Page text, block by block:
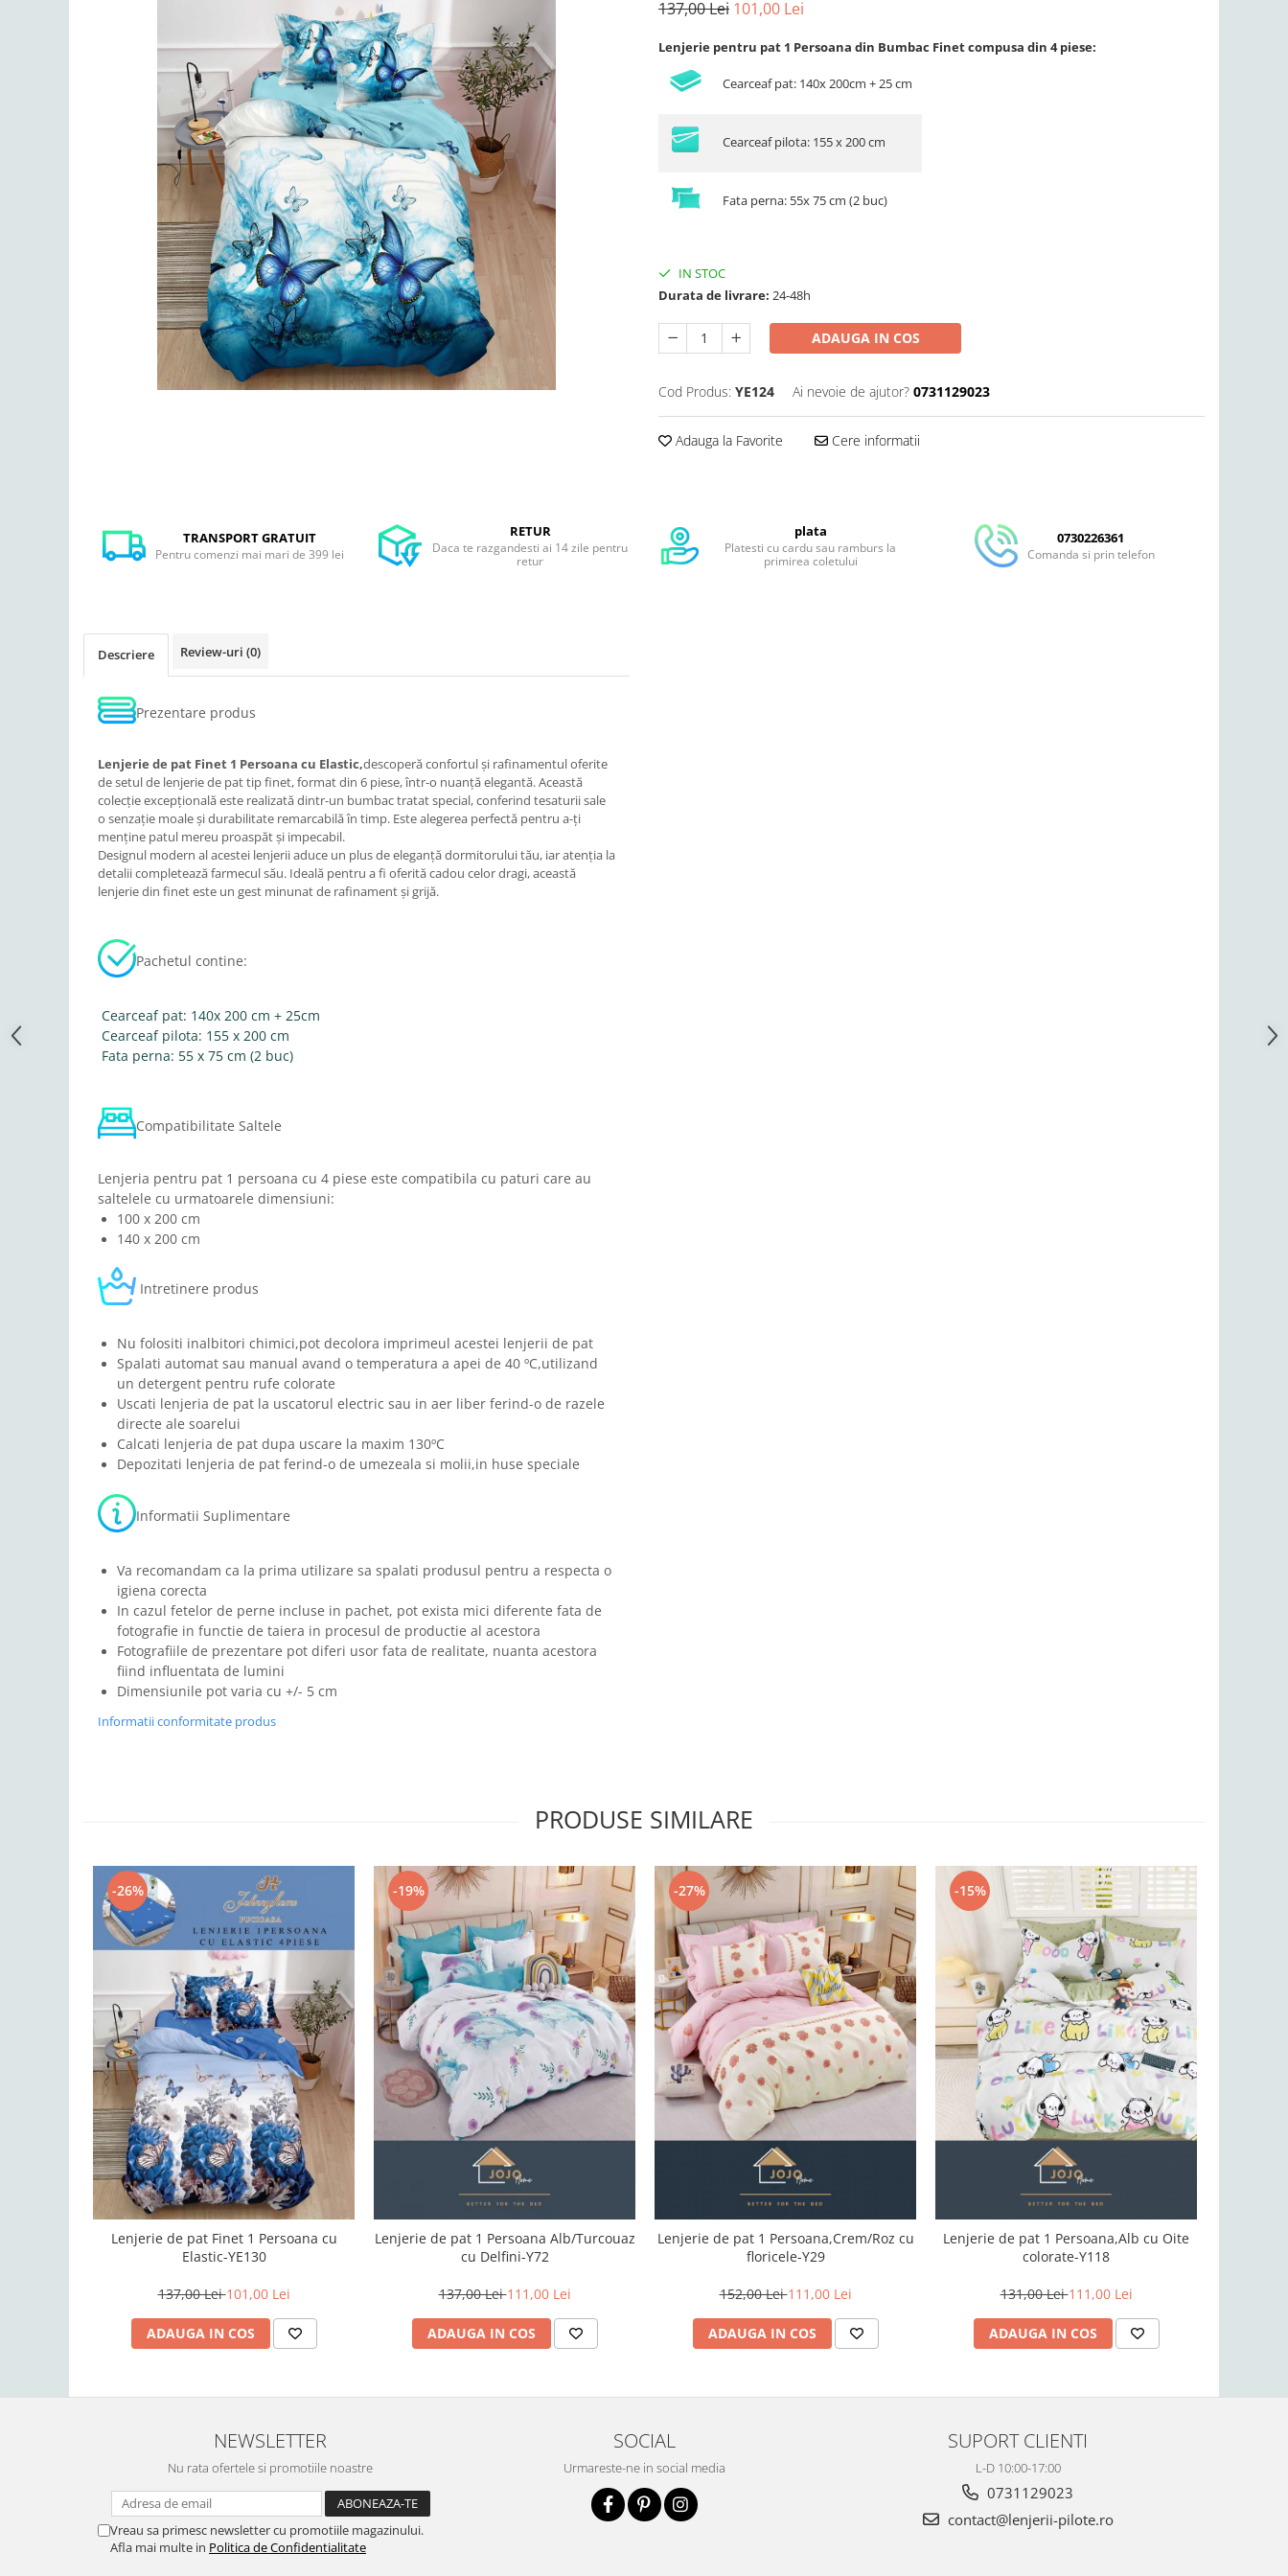
Lenjerii de pat Finet + 2 Draperii
Lenjerii de pat Saten 4 piese cu
137,00 Lei 101,00 Lei
Lenjerie pentru pat 1 Persoana din Bumbac Finet compusa din 4 piese:
Cearceaf pat: 140x 200cm + 25 cm
Cearceaf pilota: 155 x 200 cm
Fata perna: 55x 75 cm (2 buc)
IN STOC
Durata de livrare: 24-48h
ADAUGA IN COS
Cod Produs: YE124 Ai nevoie de ajutor? 0731129023
Adauga la Favorite Cere informatii
TRANSPORT GRATUIT
Pentru comenzi mai mari de 399 lei
RETUR
Daca te razgandesti ai 14 zile pentru
retur
plata
Platesti cu cardu sau ramburs la
primirea coletului
0730226361
Comanda si prin telefon
Descriere Review-uri (0)
Prezentare produs
Lenjerie de pat Finet 1 Persoana cu Elastic,descoperă confortul și rafinamentul oferite
de setul de lenjerie de pat tip finet, format din 6 piese, într-o nuanță elegantă. Această
colecție excepțională este realizată dintr-un bumbac tratat special, conferind tesaturii sale
o senzație moale și durabilitate remarcabilă în timp. Este alegerea perfectă pentru a-ți
menține patul mereu proaspăt și impecabil.
Designul modern al acestei lenjerii aduce un plus de eleganță dormitorului tău, iar atenția la
detalii completează farmecul său. Ideală pentru a fi oferită cadou celor dragi, această
lenjerie din finet este un gest minunat de rafinament și grijă.
Pachetul contine:
Cearceaf pat: 140x 200 cm + 25cm
Cearceaf pilota: 155 x 200 cm
Fata perna: 55 x 75 cm (2 buc)
Compatibilitate Saltele
Lenjeria pentru pat 1 persoana cu 4 piese este compatibila cu paturi care au
saltelele cu urmatoarele dimensiuni:
100 x 200 cm
140 x 200 cm
Intretinere produs
Nu folositi inalbitori chimici,pot decolora imprimeul acestei lenjerii de pat
Spalati automat sau manual avand o temperatura a apei de 40 ºC,utilizand
un detergent pentru rufe colorate
Uscati lenjeria de pat la uscatorul electric sau in aer liber ferind-o de razele
directe ale soarelui
Calcati lenjeria de pat dupa uscare la maxim 130ºC
Depozitati lenjeria de pat ferind-o de umezeala si molii,in huse speciale
Informatii Suplimentare
Va recomandam ca la prima utilizare sa spalati produsul pentru a respecta o
igiena corecta
In cazul fetelor de perne incluse in pachet, pot exista mici diferente fata de
fotografie in functie de taiera in procesul de productie al acestora
Fotografiile de prezentare pot diferi usor fata de realitate, nuanta acestora
fiind influentata de lumini
Dimensiunile pot varia cu +/- 5 cm
Informatii conformitate produs
PRODUSE SIMILARE
-26%
Lenjerie de pat Finet 1 Persoana cu
Elastic-YE130
137,00 Lei101,00 Lei
ADAUGA IN COS
-19%
Lenjerie de pat 1 Persoana Alb/Turcouaz
cu Delfini-Y72
137,00 Lei111,00 Lei
ADAUGA IN COS
-27%
Lenjerie de pat 1 Persoana,Crem/Roz cu
floricele-Y29
152,00 Lei111,00 Lei
ADAUGA IN COS
-15%
Lenjerie de pat 1 Persoana,Alb cu Oite
colorate-Y118
131,00 Lei111,00 Lei
ADAUGA IN COS
NEWSLETTER
Nu rata ofertele si promotiile noastre
Vreau sa primesc newsletter cu promotiile magazinului.
Afla mai multe in Politica de Confidentialitate
SOCIAL
Urmareste-ne in social media
SUPORT CLIENTI
L-D 10:00-17:00
0731129023
contact@lenjerii-pilote.ro